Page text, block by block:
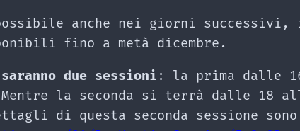
anche nei giorni
fino a metà dicembre.
due sessioni : la prima dalle
la seconda si terrà dalle 18
di questa seconda sessione